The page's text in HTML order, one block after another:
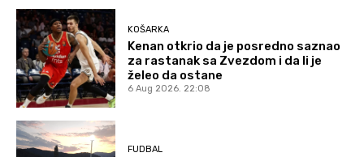
KOŠARKA
Kenan otkrio da je posredno saznao
za rastanak sa Zvezdom i da li je
želeo da ostane
6 Aug 2026. 22:08
FUDBAL